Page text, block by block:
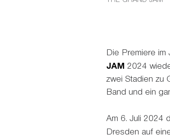
Die Premiere im
JAM 2024
zwei Stadien zu
Band und ein
Am 6. Juli 2024
Dresden auf